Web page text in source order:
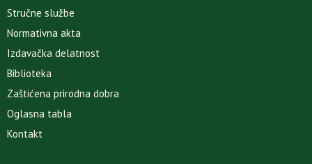
Stručne službe
Normativna akta
Izdavačka delatnost
Biblioteka
Zaštićena prirodna dobra
Oglasna tabla
Kontakt